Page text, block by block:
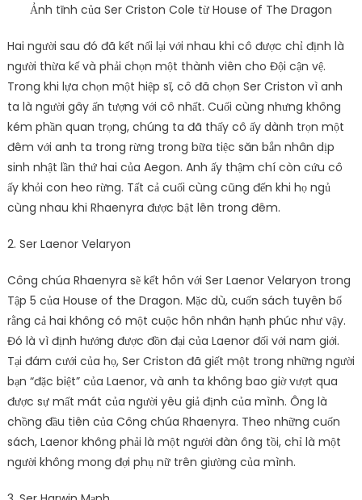
Ảnh tĩnh của Ser Criston Cole từ House of The Dragon
Hai người sau đó đã kết nối lại với nhau khi cô được chỉ định là
người thừa kế và phải chọn một thành viên cho Đội cận vệ.
Trong khi lựa chọn một hiệp sĩ, cô đã chọn Ser Criston vì anh
ta là người gây ấn tượng với cô nhất. Cuối cùng nhưng không
kém phần quan trọng, chúng ta đã thấy cô ấy dành trọn một
đêm với anh ta trong rừng trong bữa tiệc săn bắn nhân dịp
sinh nhật lần thứ hai của Aegon. Anh ấy thậm chí còn cứu cô
ấy khỏi con heo rừng. Tất cả cuối cùng cũng đến khi họ ngủ
cùng nhau khi Rhaenyra được bật lên trong đêm.
2. Ser Laenor Velaryon
Công chúa Rhaenyra sẽ kết hôn với Ser Laenor Velaryon trong
Tập 5 của House of the Dragon. Mặc dù, cuốn sách tuyên bố
rằng cả hai không có một cuộc hôn nhân hạnh phúc như vậy.
Đó là vì định hướng được đồn đại của Laenor đối với nam giới.
Tại đám cưới của họ, Ser Criston đã giết một trong những người
bạn “đặc biệt” của Laenor, và anh ta không bao giờ vượt qua
được sự mất mát của người yêu giả định của mình. Ông là
chồng đầu tiên của Công chúa Rhaenyra. Theo những cuốn
sách, Laenor không phải là một người đàn ông tồi, chỉ là một
người không mong đợi phụ nữ trên giường của mình.